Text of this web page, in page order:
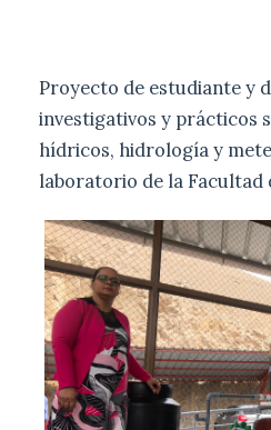
Proyecto de estudiante y
investigativos y prácticos
hídricos, hidrología y
laboratorio de la Facultad